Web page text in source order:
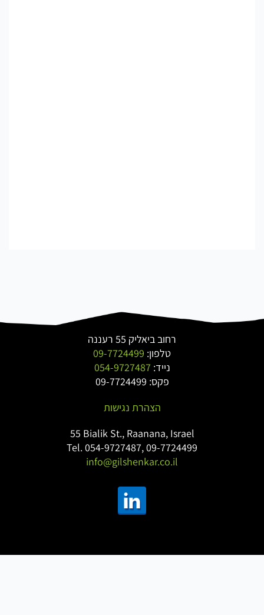
רחוב ביאליק 55 רעננה
טלפון: 09-7724499
נייד: 054-9727487
פקס: 09-7724499
הצהרת נגישות
55 Bialik St., Raanana, Israel
Tel. 054-9727487, 09-7724499
info@gilshenkar.co.il